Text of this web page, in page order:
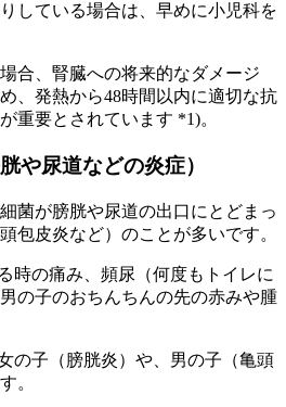
している場合は、早めに小児科を
合、腎臓への将来的なダメージ
、発熱から48時間以内に適切な抗
重要とされています *1)。
や尿道などの炎症）
菌が膀胱や尿道の出口にとどまっ
包皮炎など）のことが多いです。
時の痛み、頻尿（何度もトイレに
の子のおちんちんの先の赤みや腫
の子（膀胱炎）や、男の子（亀頭
。